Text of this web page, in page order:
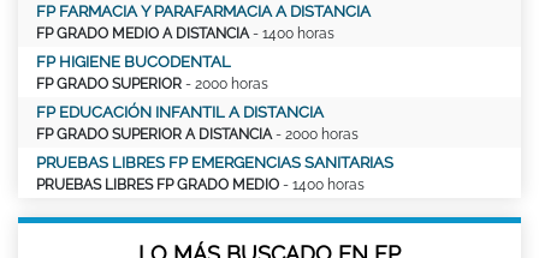
FP FARMACIA Y PARAFARMACIA A DISTANCIA
FP GRADO MEDIO A DISTANCIA - 1400 horas
FP HIGIENE BUCODENTAL
FP GRADO SUPERIOR - 2000 horas
FP EDUCACIÓN INFANTIL A DISTANCIA
FP GRADO SUPERIOR A DISTANCIA - 2000 horas
PRUEBAS LIBRES FP EMERGENCIAS SANITARIAS
PRUEBAS LIBRES FP GRADO MEDIO - 1400 horas